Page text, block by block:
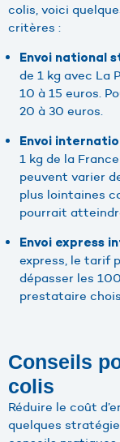
colis, voici
critères :
Envoi national
de 1 kg avec La
10 à 15 euros.
20 à 30 euros.
Envoi
1 kg de la
peuvent varier
plus lointaines
pourrait
Envoi express
express, le tarif
dépasser les
prestataire
Conseils
colis
Réduire le coût
quelques